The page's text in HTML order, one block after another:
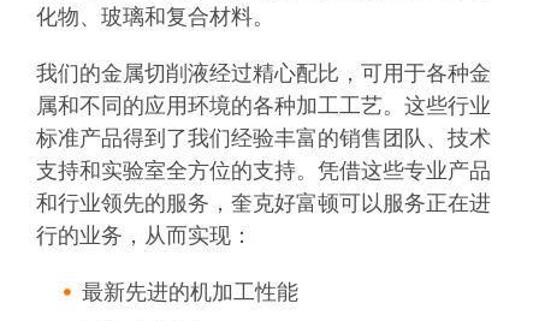
化物、玻璃和复合材料。
我们的金属切削液经过精心配比，可用于各种金
属和不同的应用环境的各种加工工艺。这些行业
标准产品得到了我们经验丰富的销售团队、技术
支持和实验室全方位的支持。凭借这些专业产品
和行业领先的服务，奎克好富顿可以服务正在进
行的业务，从而实现：
最新先进的机加工性能